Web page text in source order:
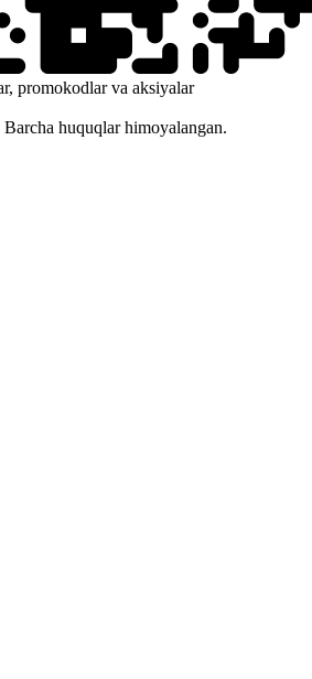
promokodlar va aksiyalar
huquqlar himoyalangan.